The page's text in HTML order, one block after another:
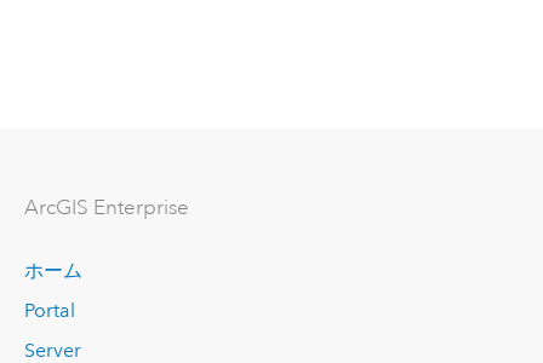
ArcGIS Enterprise
ホーム
Portal
Server